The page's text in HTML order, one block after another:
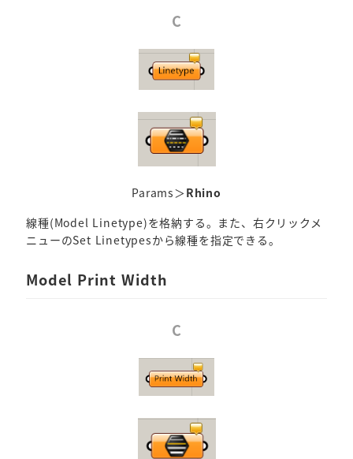
C
Params＞Rhino
線種(Model Linetype)を格納する。また、右クリックメ
ニューのSet Linetypesから線種を指定できる。
Model Print Width
C